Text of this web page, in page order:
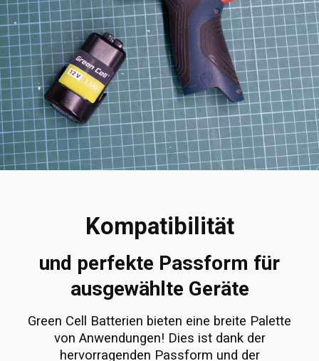
Kompatibilität
und perfekte Passform für
ausgewählte Geräte
Green Cell Batterien bieten eine breite Palette
von Anwendungen! Dies ist dank der
hervorragenden Passform und der